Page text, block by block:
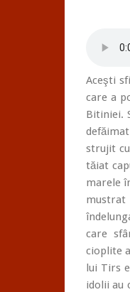
Aceşti
care a
Bitiniei.
strujit
tăiat
marele
mustrat
care
cioplite
lui Tirs
idolii au